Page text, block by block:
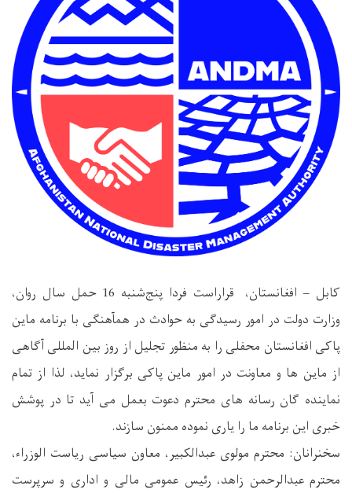
کابل – افغانستان، قراراست فردا پنج‌شنبه 16 حمل سال روان،
وزارت دولت در امور رسیدگی به حوادث در همآهنگی با برنامه ماین
پاکی افغانستان محفلی را به منظور تجلیل از روز بین المللی آگاهی
از ماین ها و معاونت در امور ماین پاکی برگزار نماید، لذا از تمام
نماینده گان رسانه های محترم دعوت بعمل می آید تا در پوشش
خبری این برنامه ما را یاری نموده ممنون سازند.
سخنرانان: محترم مولوی عبدالکبیر، معاون سیاسی ریاست الوزراء،
محترم عبدالرحمن زاهد، رئیس عمومی مالی و اداری و سرپرست